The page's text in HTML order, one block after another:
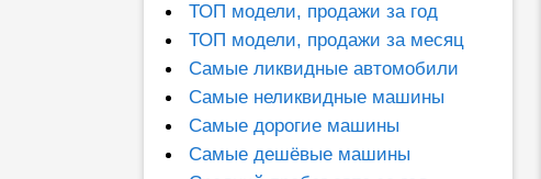
ТОП модели, продажи за год
ТОП модели, продажи за месяц
Самые ликвидные автомобили
Самые неликвидные машины
Самые дорогие машины
Самые дешёвые машины